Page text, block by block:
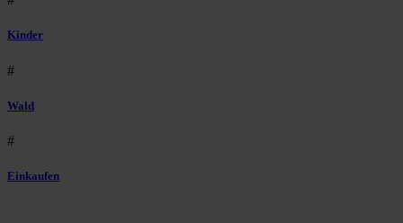
Kinder
#
Wald
#
Einkaufen